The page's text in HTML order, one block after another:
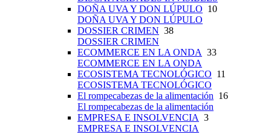
DOÑA UVA Y DON LÚPULO 10
DOÑA UVA Y DON LÚPULO
DOSSIER CRIMEN 38
DOSSIER CRIMEN
ECOMMERCE EN LA ONDA 33
ECOMMERCE EN LA ONDA
ECOSISTEMA TECNOLÓGICO 11
ECOSISTEMA TECNOLÓGICO
El rompecabezas de la alimentación 16
El rompecabezas de la alimentación
EMPRESA E INSOLVENCIA 3
EMPRESA E INSOLVENCIA